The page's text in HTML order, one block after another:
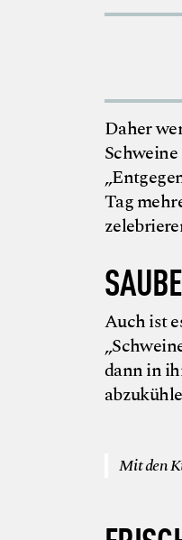
Daher
Tag
Auch ist
dann in
Mit den